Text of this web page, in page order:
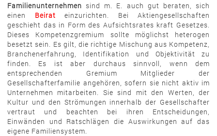
Familienunternehmen sind m. E. auch gut beraten, sich
einen Beirat einzurichten. Bei Aktiengesellschaften
geschieht das in Form des Aufsichtsrates kraft Gesetzes.
Dieses Kompetenzgremium sollte möglichst heterogen
besetzt sein. Es gilt, die richtige Mischung aus Kompetenz,
Branchenerfahrung, Identifikation und Objektivität zu
finden. Es ist aber durchaus sinnvoll, wenn dem
entsprechenden Gremium Mitglieder der
Gesellschafterfamilie angehören, sofern sie nicht aktiv im
Unternehmen mitarbeiten. Sie sind mit den Werten, der
Kultur und den Strömungen innerhalb der Gesellschafter
vertraut und beachten bei ihren Entscheidungen,
Einwänden und Ratschlägen die Auswirkungen auf das
eigene Familiensystem.